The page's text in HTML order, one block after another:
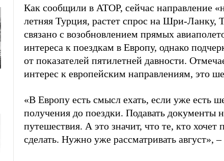
Как сообщили в АТОР, сейчас направление
летняя Турция, растет спрос на Шри-
связано с возобновлением прямых
интереса к поездкам в Европу, однако
от показателей пятилетней давности.
интерес к европейским направлениям, это
«В Европу есть смысл ехать, если уже есть
получения до поездки. Подавать документы
путешествия. А это значит, что те, кто
сделать. Нужно уже рассматривать август»,